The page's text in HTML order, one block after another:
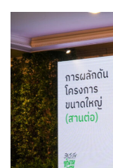
Byกองบรรณาธิการ 1